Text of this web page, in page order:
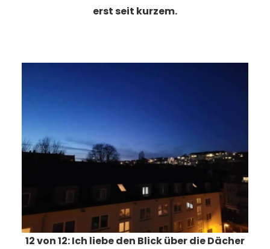
erst seit kurzem.
12 von 12: Ich liebe den Blick über die Dächer